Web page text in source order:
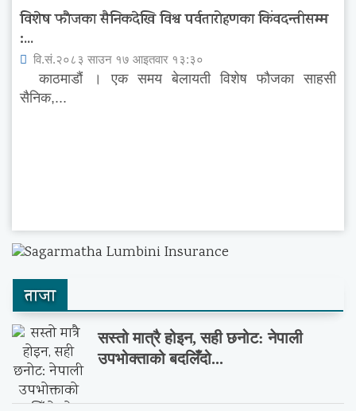
विशेष फौजका सैनिकदेखि विश्व पर्वतारोहणका किंवदन्तीसम्म
:...
वि.सं.२०८३ साउन १७ आइतवार १३:३०
काठमाडौं । एक समय बेलायती विशेष फौजका साहसी
सैनिक,...
ताजा
सस्तो मात्रै होइन, सही छनोट: नेपाली
उपभोक्ताको बदलिँदो...